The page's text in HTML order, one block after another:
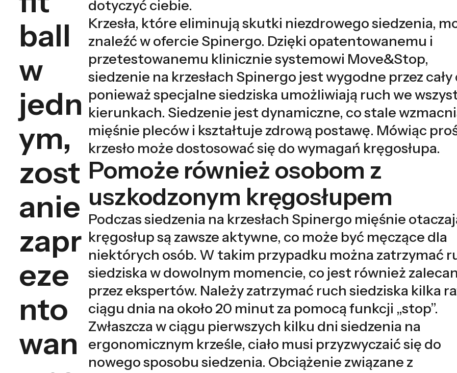
ball
w
jedn
ym,
zost
anie
zapr
eze
nto
wan
dotyczyć ciebie.
Krzesła, które eliminują skutki niezdrowego siedzenia,
znaleźć w ofercie Spinergo. Dzięki opatentowanemu i
przetestowanemu klinicznie systemowi Move&Stop,
siedzenie na krzesłach Spinergo jest wygodne przez cały
ponieważ specjalne siedziska umożliwiają ruch we
kierunkach. Siedzenie jest dynamiczne, co stale
mięśnie pleców i kształtuje zdrową postawę. Mówiąc
krzesło może dostosować się do wymagań kręgosłupa.
Pomoże również osobom z
uszkodzonym kręgosłupem
Podczas siedzenia na krzesłach Spinergo mięśnie
kręgosłup są zawsze aktywne, co może być męczące dla
niektórych osób. W takim przypadku można zatrzymać
siedziska w dowolnym momencie, co jest również
przez ekspertów. Należy zatrzymać ruch siedziska kilka
ciągu dnia na około 20 minut za pomocą funkcji „stop”.
Zwłaszcza w ciągu pierwszych kilku dni siedzenia na
ergonomicznym krześle, ciało musi przyzwyczaić się do
nowego sposobu siedzenia. Obciążenie związane z